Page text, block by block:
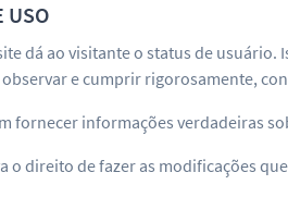
USO
dá ao visitante o status de
e cumprir rigorosamente,
fornecer informações verdadeiras
o direito de fazer as modificações